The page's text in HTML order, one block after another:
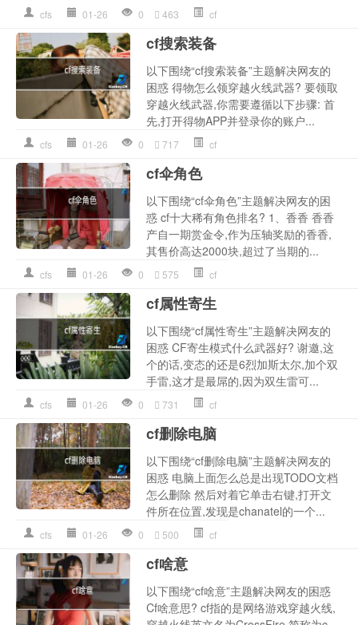
cfs 01-26 0 463 cf
cf搜索装备
以下围绕“cf搜索装备”主题解决网友的
困惑 得物怎么领穿越火线武器? 要领取
穿越火线武器,你需要遵循以下步骤: 首
先,打开得物APP并登录你的账户...
cfs 01-26 0 717 cf
cf伞角色
以下围绕“cf伞角色”主题解决网友的困
惑 cf十大稀有角色排名? 1、香香 香香
产自一期赏金令,作为压轴奖励的香香,
其售价高达2000块,超过了当期的...
cfs 01-26 0 575 cf
cf属性寄生
以下围绕“cf属性寄生”主题解决网友的
困惑 CF寄生模式什么武器好? 谢邀,这
个的话,变态的还是6烈加斯太尔,加个双
手雷,这才是最屌的,因为双生雷可...
cfs 01-26 0 731 cf
cf删除电脑
以下围绕“cf删除电脑”主题解决网友的
困惑 电脑上面怎么总是出现TODO文档
怎么删除 然后对着它单击右键,打开文
件所在位置,发现是chanatel的一个...
cfs 01-26 0 500 cf
cf啥意
以下围绕“cf啥意”主题解决网友的困惑
Cf啥意思? cf指的是网络游戏穿越火线,